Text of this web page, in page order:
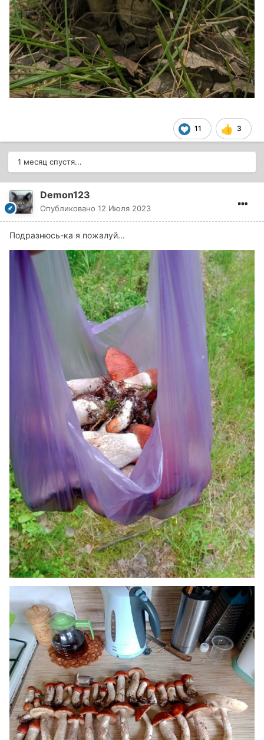
11 3
1 месяц спустя...
Demon123
Опубликовано 12 Июля 2023
Подразнюсь-ка я пожалуй...